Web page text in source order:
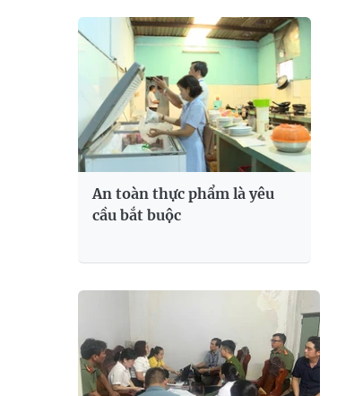
An toàn thực phẩm là yêu
cầu bắt buộc